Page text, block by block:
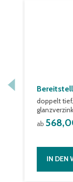
doppelt
ab
IN DEN